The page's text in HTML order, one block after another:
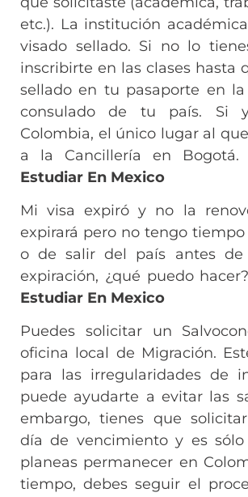
etc.). La institución
visado sellado. Si no lo
inscribirte en las clases hasta
sellado en tu pasaporte en
consulado de tu país. Si
Colombia, el único lugar al
a la Cancillería en Bogotá.
Estudiar En Mexico
Mi visa expiró y no la
expirará pero no tengo tiempo
o de salir del país antes
expiración, ¿qué puedo hacer?
Estudiar En Mexico
Puedes solicitar un
oficina local de Migración.
para las irregularidades de
puede ayudarte a evitar las
embargo, tienes que
día de vencimiento y es sólo
planeas permanecer en
tiempo, debes seguir el